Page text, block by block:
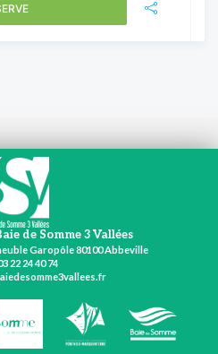
de Somme 3 Vallées
Garopôle 80100 Abbeville
22 24 40 74